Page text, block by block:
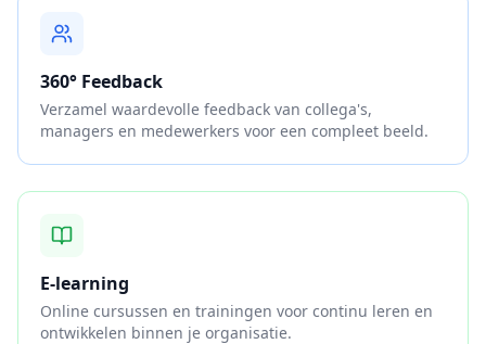
360° Feedback
Verzamel waardevolle feedback van collega's,
managers en medewerkers voor een compleet beeld.
E-learning
Online cursussen en trainingen voor continu leren en
ontwikkelen binnen je organisatie.